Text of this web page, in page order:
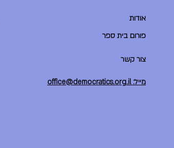
אודות
פורום בית ספר
צור קשר
מייל: office@democratics.org.il